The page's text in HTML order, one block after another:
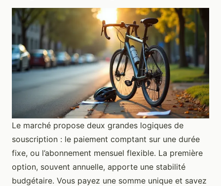
Le marché propose deux grandes logiques de
souscription : le paiement comptant sur une durée
fixe, ou l’abonnement mensuel flexible. La première
option, souvent annuelle, apporte une stabilité
budgétaire. Vous payez une somme unique et savez